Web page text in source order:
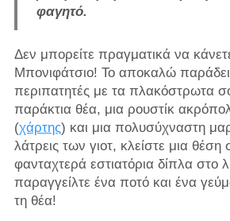
φαγητό.
Δεν μπορείτε πραγματικά να
Μπονιφάτσιο! Το αποκαλώ
περιπατητές με τα πλακόστρωτα
παράκτια θέα, μια ρουστίκ
(χάρτης) και μια πολυσύχναστη
λάτρεις των γιοτ, κλείστε μια
φανταχτερά εστιατόρια δίπλα στο
παραγγείλτε ένα ποτό και ένα
τη θέα!